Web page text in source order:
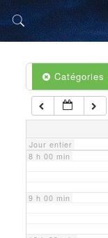
Catégories
Jour entier
5 h 00 min
6 h 00 min
7 h 00 min
8 h 00 min
9 h 00 min